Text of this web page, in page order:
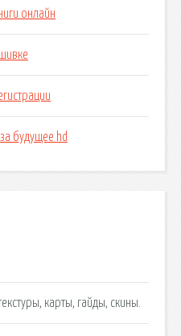
онлайн
будущее hd
карты, гайды, скины.